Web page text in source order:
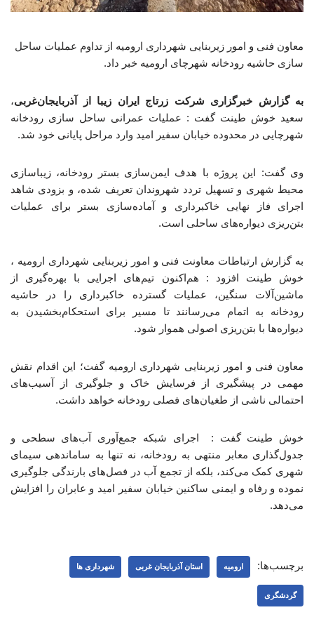
معاون فنی و امور زیربنایی شهرداری ارومیه از تداوم عملیات ساحل
سازی حاشیه رودخانه شهرچای ارومیه خبر داد.
به گزارش خبرگزاری شرکت زرتاج ایران زیبا از آذربایجان‌غربی،
سعید خوش طینت گفت : عملیات عمرانی ساحل سازی رودخانه
شهرچایی در محدوده خیابان سفیر امید وارد مراحل پایانی خود شد.
وی گفت: این پروژه با هدف ایمن‌سازی بستر رودخانه، زیباسازی
محیط شهری و تسهیل تردد شهروندان تعریف شده، و بزودی شاهد
اجرای فاز نهایی خاکبرداری و آماده‌سازی بستر برای عملیات
بتن‌ریزی دیواره‌های ساحلی است.
به گزارش ارتباطات معاونت فنی و امور زیربنایی شهرداری ارومیه ،
خوش طینت افزود : هم‌اکنون تیم‌های اجرایی با بهره‌گیری از
ماشین‌آلات سنگین، عملیات گسترده خاکبرداری را در حاشیه
رودخانه به اتمام می‌رسانند تا مسیر برای استحکام‌بخشیدن به
دیواره‌ها با بتن‌ریزی اصولی هموار شود.
معاون فنی و امور زیربنایی شهرداری ارومیه گفت؛ این اقدام نقش
مهمی در پیشگیری از فرسایش خاک و جلوگیری از آسیب‌های
احتمالی ناشی از طغیان‌های فصلی رودخانه خواهد داشت.
خوش طینت گفت : اجرای شبکه جمع‌آوری آب‌های سطحی و
جدول‌گذاری معابر منتهی به رودخانه، نه تنها به ساماندهی سیمای
شهری کمک می‌کند، بلکه از تجمع آب در فصل‌های بارندگی جلوگیری
نموده و رفاه و ایمنی ساکنین خیابان سفیر امید و عابران را افزایش
می‌دهد.
برچسب‌ها: ارومیه استان آذربایجان غربی شهرداری ها
گردشگری